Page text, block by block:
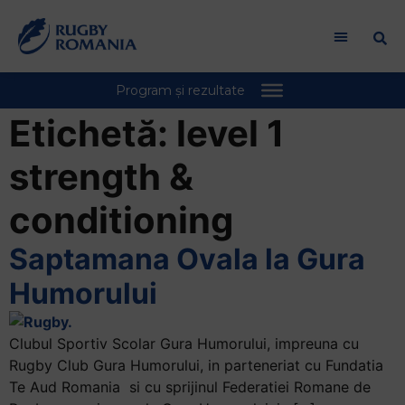
in
Accessibility
screen
reader.
To
the
All
in
One
Accessibility
screen
reader,
press
"Ctrl
Etichetă: level 1
strength &
conditioning
Saptamana Ovala la Gura
Humorului
Clubul Sportiv Scolar Gura Humorului, impreuna cu
Rugby Club Gura Humorului, in parteneriat cu Fundatia
Te Aud Romania si cu sprijinul Federatiei Romane de